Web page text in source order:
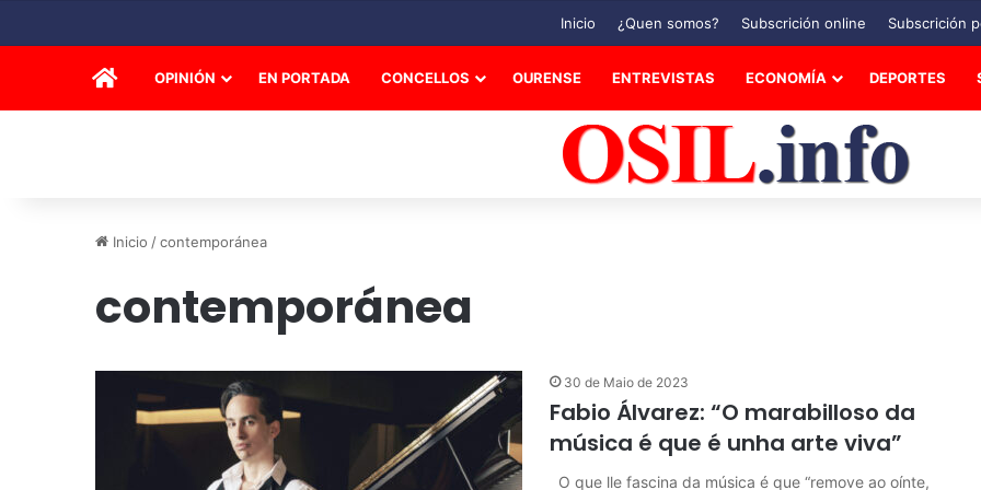
Inicio ¿Quen somos? Subscrición online Subscrición
INICIOOPINIÓN EN PORTADA CONCELLOS OURENSE ENTREVISTAS ECONOMÍA DEPORTES
Inicio /contemporánea
contemporánea
30 de Maio de 2023
Fabio Álvarez: “O marabilloso da
música é que é unha arte viva”
O que lle fascina da música é que “remove ao oínte,